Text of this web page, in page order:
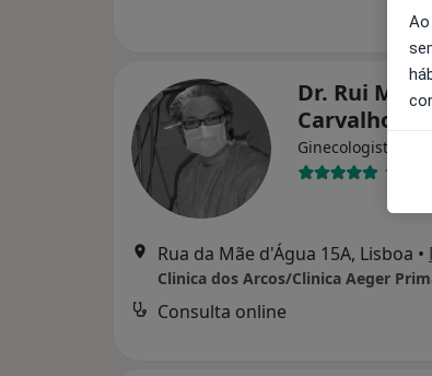
Dr. Rui
Carvalho
Ginecologista
16
Rua da Mãe d'Água 15A, Lisboa •
Clinica dos Arcos/Clinica Aeger
Consulta online